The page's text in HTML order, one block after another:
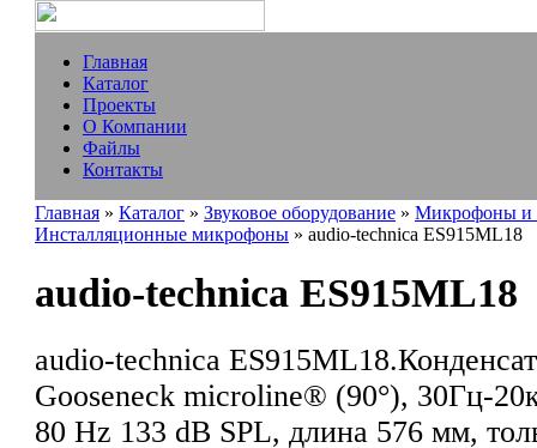
Главная
Каталог
Проекты
О Компании
Файлы
Контакты
Главная » Каталог » Звуковое оборудование » Микрофоны и
Инсталляционные микрофоны » audio-technica ES915ML18
audio-technica ES915ML18
audio-technica
Gooseneck microline® (90°), 30Гц-
80 Hz 133 dB SPL, длина 576 мм,